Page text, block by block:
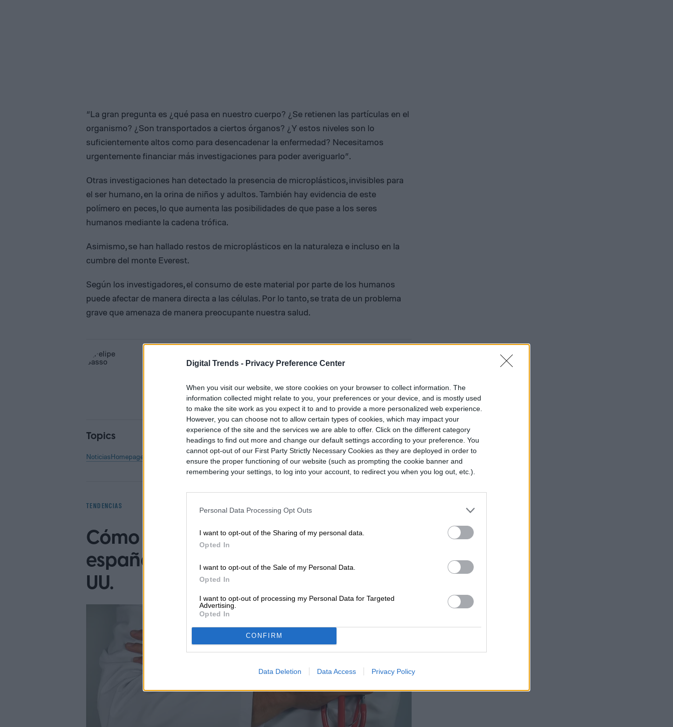
Digital Trends - Privacy Preference Center
When you visit our website, we store cookies on your browser to collect information. The
information collected might relate to you, your preferences or your device, and is mostly used
to make the site work as you expect it to and to provide a more personalized web experience.
However, you can choose not to allow certain types of cookies, which may impact your
experience of the site and the services we are able to offer. Click on the different category
headings to find out more and change our default settings according to your preference. You
cannot opt-out of our First Party Strictly Necessary Cookies as they are deployed in order to
ensure the proper functioning of our website (such as prompting the cookie banner and
remembering your settings, to log into your account, to redirect you when you log out, etc.).
Personal Data Processing Opt Outs
I want to opt-out of the Sharing of my personal data.
Opted In
I want to opt-out of the Sale of my Personal Data.
Opted In
I want to opt-out of processing my Personal Data for Targeted
Advertising.
Opted In
CONFIRM
Data Deletion Data Access Privacy Policy
“La gran pregunta es ¿qué pasa en nuestro cuerpo? ¿Se retienen las partículas en el
organismo? ¿Son transportados a ciertos órganos? ¿Y estos niveles son lo
suficientemente altos como para desencadenar la enfermedad? Necesitamos
urgentemente financiar más investigaciones para poder averiguarlo”.
Otras investigaciones han detectado la presencia de microplásticos, invisibles para
el ser humano, en la orina de niños y adultos. También hay evidencia de este
polímero en peces, lo que aumenta las posibilidades de que pase a los seres
humanos mediante la cadena trófica.
Asimismo, se han hallado restos de microplásticos en la naturaleza e incluso en la
cumbre del monte Everest.
Según los investigadores, el consumo de este material por parte de los humanos
puede afectar de manera directa a las células. Por lo tanto, se trata de un problema
grave que amenaza de manera preocupante nuestra salud.
Felipe Sasso
escritor. Desde temprana edad
inquietud hacia la escritura y las…
Topics
NoticiasHomepage
TENDENCIAS
Cómo activar la traducción al
español en apps de telesalud en EE.
UU.